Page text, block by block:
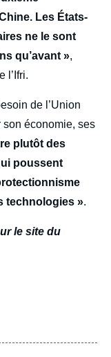
Les États-
ne le sont
qu’avant »,
l’Ifri.
de l’Union
économie, ses
plutôt des
poussent
technologies ».
le site du